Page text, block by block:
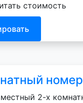
стоимость
номер
2-х